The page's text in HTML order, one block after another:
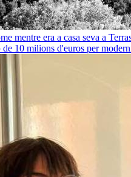
mentre era a casa seva a
10 milions d'euros per